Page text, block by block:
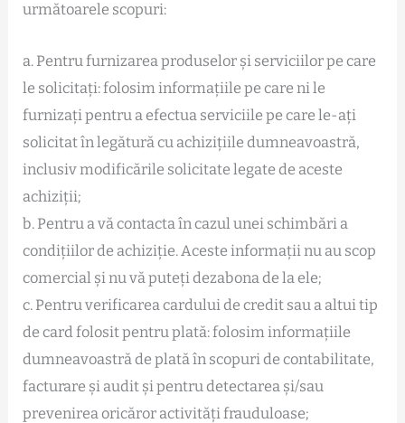
următoarele scopuri:
a. Pentru furnizarea produselor și serviciilor pe care
le solicitați: folosim informațiile pe care ni le
furnizați pentru a efectua serviciile pe care le-ați
solicitat în legătură cu achizițiile dumneavoastră,
inclusiv modificările solicitate legate de aceste
achiziții;
b. Pentru a vă contacta în cazul unei schimbări a
condițiilor de achiziție. Aceste informații nu au scop
comercial și nu vă puteți dezabona de la ele;
c. Pentru verificarea cardului de credit sau a altui tip
de card folosit pentru plată: folosim informațiile
dumneavoastră de plată în scopuri de contabilitate,
facturare și audit și pentru detectarea și/sau
prevenirea oricăror activități frauduloase;